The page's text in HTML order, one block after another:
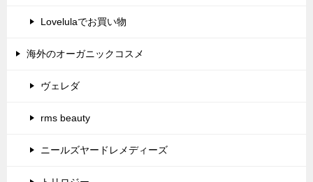
Lovelulaでお買い物
海外のオーガニックコスメ
ヴェレダ
rms beauty
ニールズヤードレメディーズ